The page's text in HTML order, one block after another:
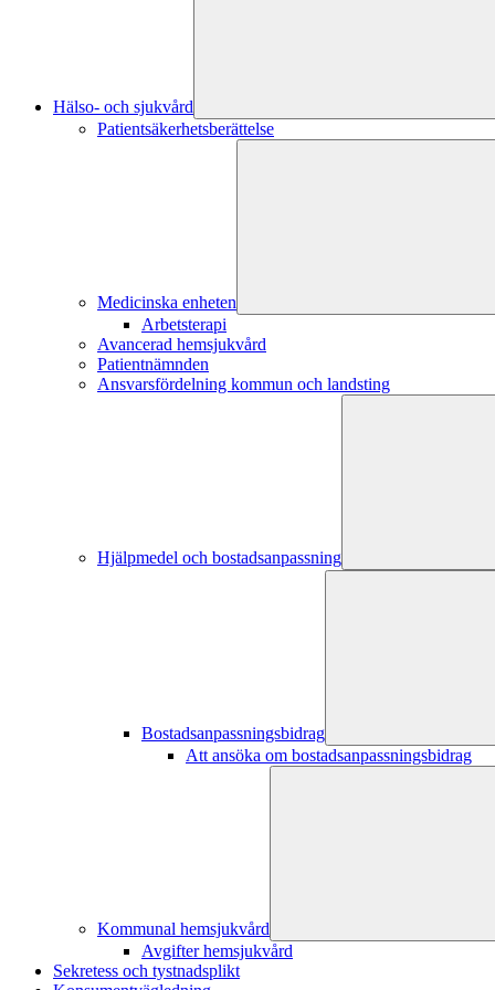
Hälso- och sjukvård
Patientsäkerhetsberättelse
Medicinska enheten
Arbetsterapi
Avancerad hemsjukvård
Patientnämnden
Ansvarsfördelning kommun och landsting
Hjälpmedel och bostadsanpassning
Bostadsanpassningsbidrag
Att ansöka om bostadsanpassningsbidrag
Kommunal hemsjukvård
Avgifter hemsjukvård
Sekretess och tystnadsplikt